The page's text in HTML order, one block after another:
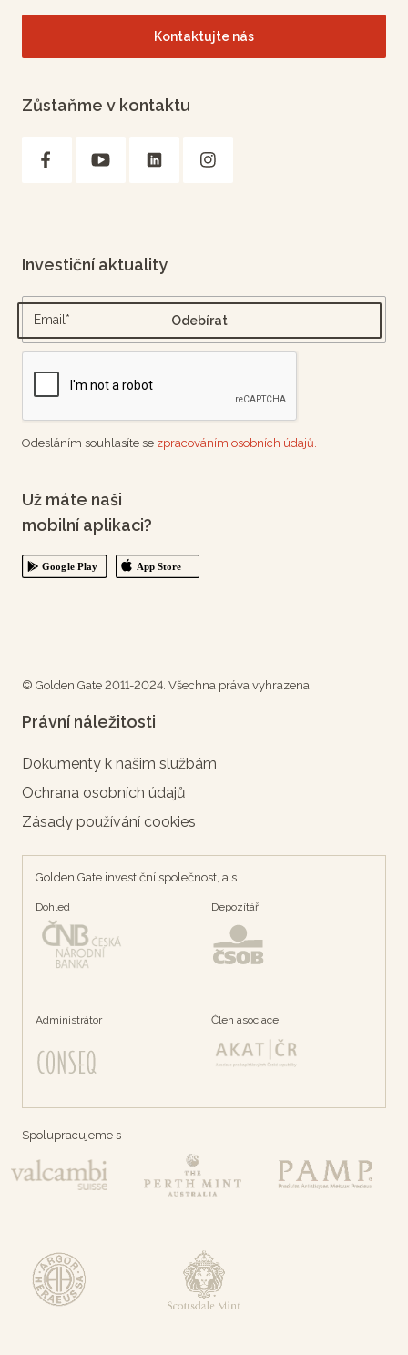
Kontaktujte nás
Zůstaňme v kontaktu
Investiční aktuality
Odesláním souhlasíte se zpracováním osobních údajů.
Už máte naši
mobilní aplikaci?
© Golden Gate 2011-2024. Všechna práva vyhrazena.
Právní náležitosti
Dokumenty k našim službám
Ochrana osobních údajů
Zásady používání cookies
Golden Gate investiční společnost, a.s.
Dohled Depozítář
Administrátor Člen asociace
Spolupracujeme s